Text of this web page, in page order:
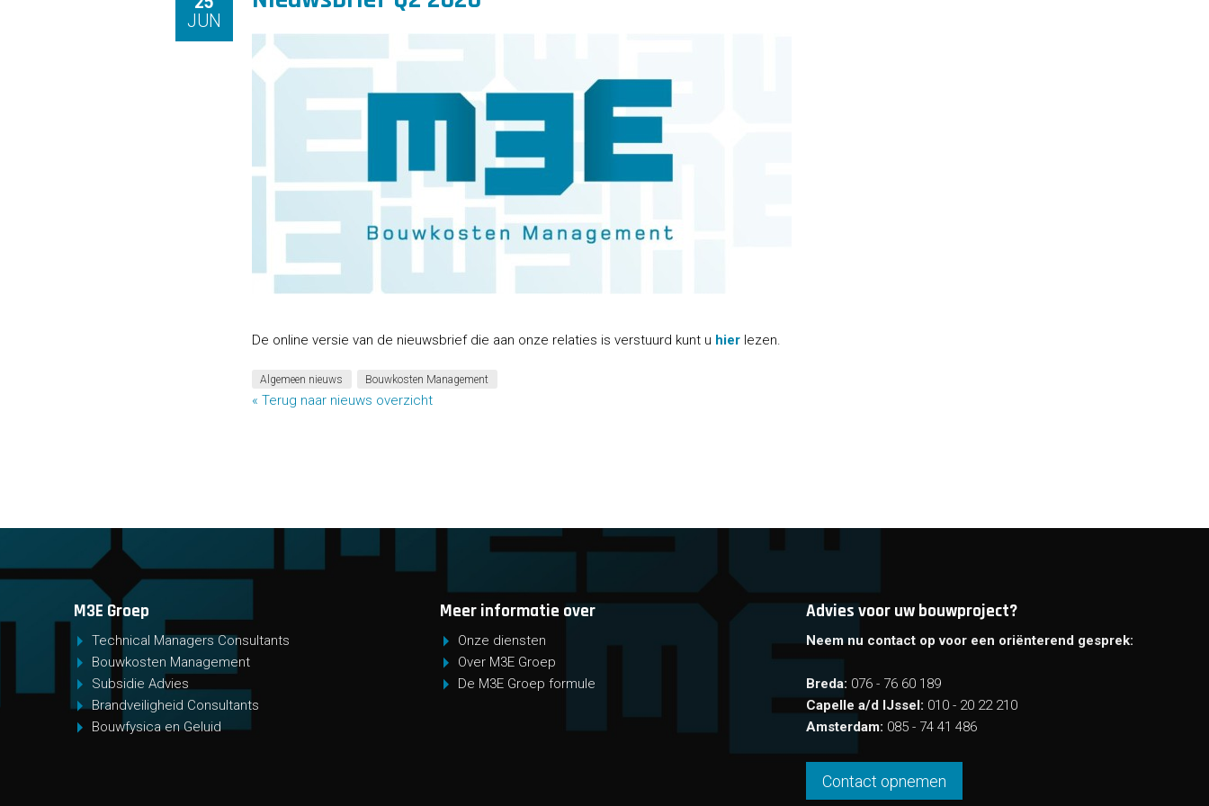
JUN
De online versie van de nieuwsbrief die aan onze relaties is verstuurd kunt u hier lezen.
Algemeen nieuws Bouwkosten Management
« Terug naar nieuws overzicht
M3E Groep
Technical Managers Consultants
Bouwkosten Management
Subsidie Advies
Brandveiligheid Consultants
Bouwfysica en Geluid
Meer informatie over
Onze diensten
Over M3E Groep
De M3E Groep formule
Advies voor uw bouwproject?
Neem nu contact op voor een oriënterend gesprek:
Breda: 076 - 76 60 189
Capelle a/d IJssel: 010 - 20 22 210
Amsterdam: 085 - 74 41 486
Contact opnemen